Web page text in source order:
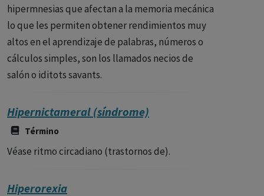
hipermnesias que afectan a la memoria mecánica
lo que les permiten obtener rendimientos muy
altos en el aprendizaje de palabras, números o
cálculos simples, son los llamados necios de
salón o iditots savants.
Hipernictameral (síndrome)
Término
Véase ritmo circadiano (trastornos de).
Hiperorexia